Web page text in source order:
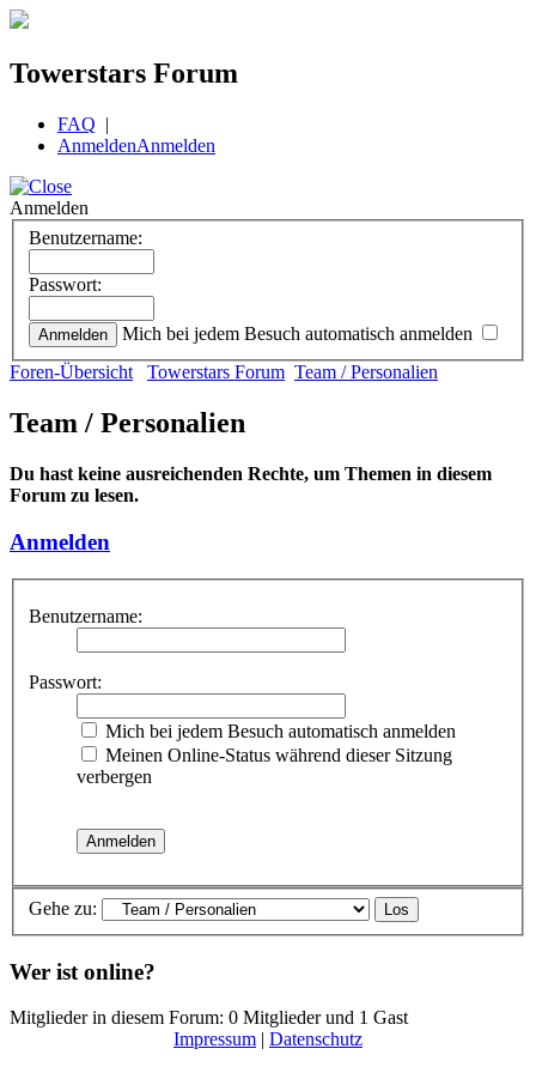
Towerstars Forum
FAQ |
AnmeldenAnmelden
Anmelden
Benutzername:
Passwort:
Mich bei jedem Besuch automatisch anmelden
Foren-Übersicht
Towerstars Forum Team / Personalien
Team / Personalien
Du hast keine ausreichenden Rechte, um Themen in diesem
Forum zu lesen.
Anmelden
Benutzername:
Passwort:
Mich bei jedem Besuch automatisch anmelden
Meinen Online-Status während dieser Sitzung
verbergen
Gehe zu:
Wer ist online?
Mitglieder in diesem Forum: 0 Mitglieder und 1 Gast
Impressum | Datenschutz